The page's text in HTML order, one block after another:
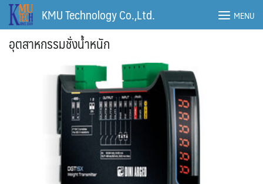
Skip
KMU Technology Co.,Ltd. MENU
อุตสาหกรรมชั่งน้ำหนัก